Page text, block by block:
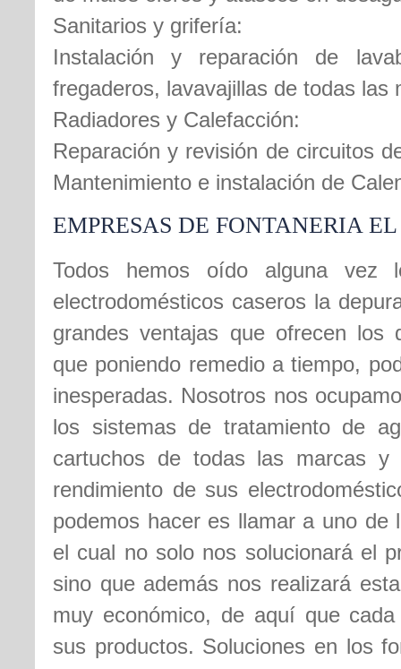
Sanitarios y grifería:
Instalación y reparación de
fregaderos, lavavajillas de todas las
Radiadores y Calefacción:
Reparación y revisión de circuitos
Mantenimiento e instalación de
EMPRESAS DE FONTANERIA
Todos hemos oído alguna vez
electrodomésticos caseros la
grandes ventajas que ofrecen los
que poniendo remedio a tiempo,
inesperadas. Nosotros nos
los sistemas de tratamiento de
cartuchos de todas las marcas
rendimiento de sus
podemos hacer es llamar a uno
el cual no solo nos solucionará el
sino que además nos realizará
muy económico, de aquí que
sus productos. Soluciones en los